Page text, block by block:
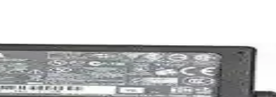
ve dayanıklılık sorunlarıyla dikkat çeken bir güç kaynağıdır.
ve Güçlü Model